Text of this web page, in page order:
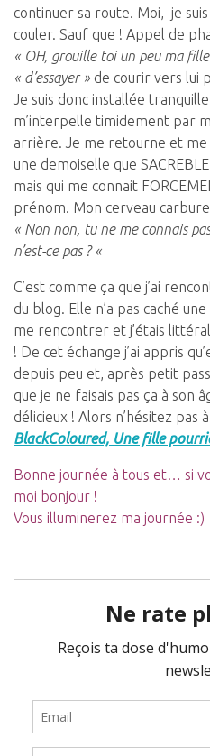
continuer sa route. Moi, je
couler. Sauf que ! Appel de
« OH, grouille toi un peu ma
« d’essayer » de courir vers lui
Je suis donc installée
m’interpelle timidement par
arrière. Je me retourne et
une demoiselle que
mais qui me connait
prénom. Mon cerveau carbure
« Non non, tu ne me connais
n’est-ce pas ? «
C’est comme ça que j’ai
du blog. Elle n’a pas caché
me rencontrer et j’étais
! De cet échange j’ai appris
depuis peu et, après petit
que je ne faisais pas ça à son
délicieux ! Alors n’hésitez pas
BlackColoured, Une fille
Bonne journée à tous et… si
moi bonjour !
Vous illuminerez ma journée :)